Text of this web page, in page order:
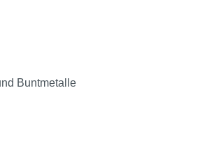
Buntmetalle